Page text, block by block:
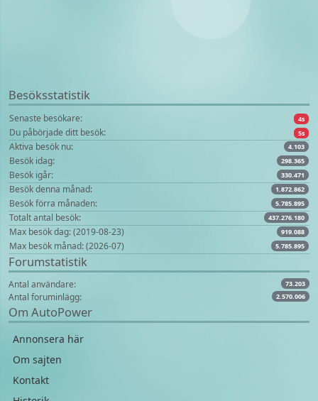
Besöksstatistik
Senaste besökare: 4s
Du påbörjade ditt besök: 5s
Aktiva besök nu: 4.103
Besök idag: 298.365
Besök igår: 330.471
Besök denna månad: 1.872.862
Besök förra månaden: 5.785.895
Totalt antal besök: 437.276.180
Max besök dag: (2019-08-23) 919.088
Max besök månad: (2026-07) 5.785.895
Forumstatistik
Antal användare: 73.203
Antal foruminlägg: 2.570.006
Om AutoPower
Annonsera här
Om sajten
Kontakt